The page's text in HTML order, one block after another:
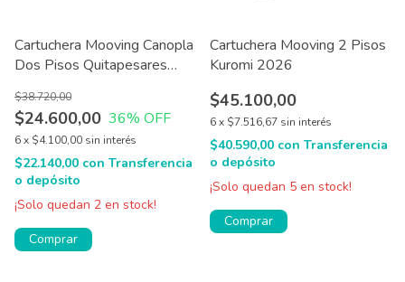
Cartuchera Mooving Canopla
Dos Pisos Quitapesares
$24.600,00
$38.720,00
36% OFF
6x $4.100,00 sin interés
$22.140,00 con Transferencia
o depósito
¡Solo quedan 2 en stock!
Comprar
Cartuchera Mooving 2 Pisos
Kuromi 2026
$45.100,00
6x $7.516,67 sin interés
$40.590,00 con Transferencia
o depósito
¡Solo quedan 5 en stock!